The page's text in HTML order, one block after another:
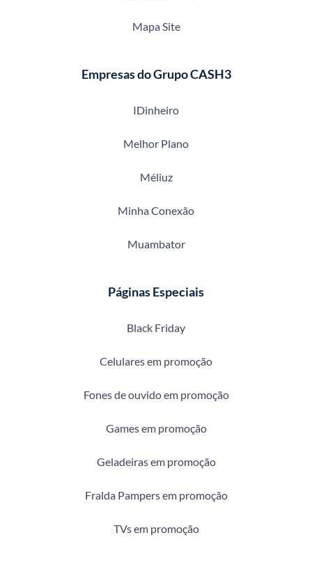
Mapa Site
Empresas do Grupo CASH3
IDinheiro
Melhor Plano
Méliuz
Minha Conexão
Muambator
Páginas Especiais
Black Friday
Celulares em promoção
Fones de ouvido em promoção
Games em promoção
Geladeiras em promoção
Fralda Pampers em promoção
TVs em promoção